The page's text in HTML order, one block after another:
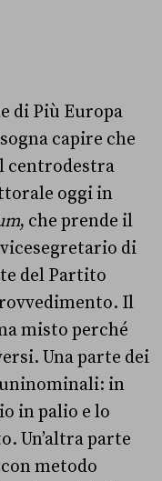
di Più Europa
capire che
centrodestra
oggi in
, che prende il
di
del Partito
Il
misto perché
Una parte dei
uninominali: in
in palio e lo
Un’altra parte
metodo